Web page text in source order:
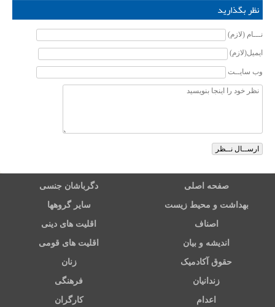
نظر بگذارید
نـــام (لازم)
ایمیل(لازم)
وب سایــت
صفحه اصلی دگرباشان جنسی
بهداشت و محیط زیست سایر گروهها
اصناف اقلیت های دینی
اندیشه و بیان اقلیت های قومی
حقوق آکادمیک زنان
زندانیان فرهنگی
اعدام کارگران